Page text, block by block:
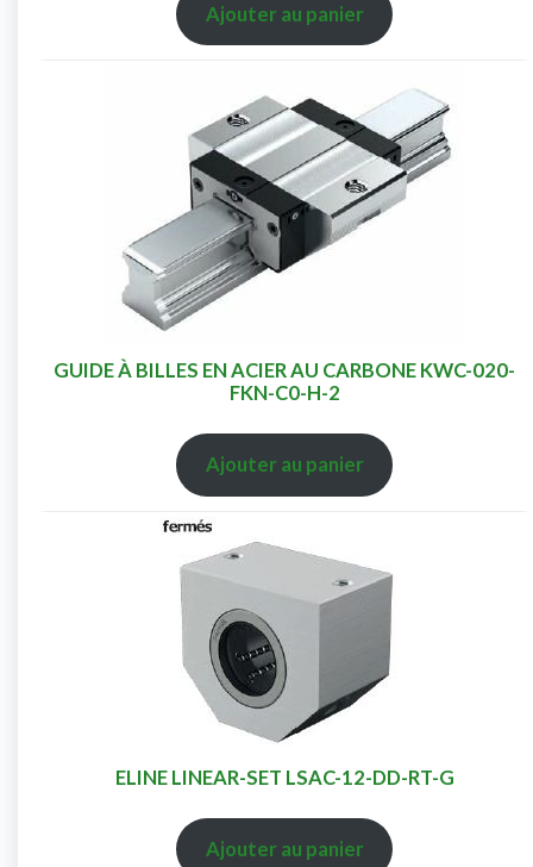
Ajouter au panier
GUIDE À BILLES EN ACIER AU CARBONE KWC-020-
FKN-C0-H-2
Ajouter au panier
ELINE LINEAR-SET LSAC-12-DD-RT-G
Ajouter au panier